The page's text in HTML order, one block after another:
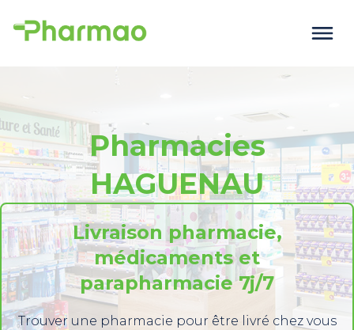
Pharmacies
HAGUENAU
Livraison pharmacie,
médicaments et
parapharmacie 7j/7
Trouver une pharmacie pour être livré chez vous